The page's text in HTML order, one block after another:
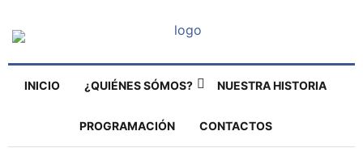
INICIO ¿QUIÉNES SÓMOS? NUESTRA HISTORIA
PROGRAMACIÓN CONTACTOS